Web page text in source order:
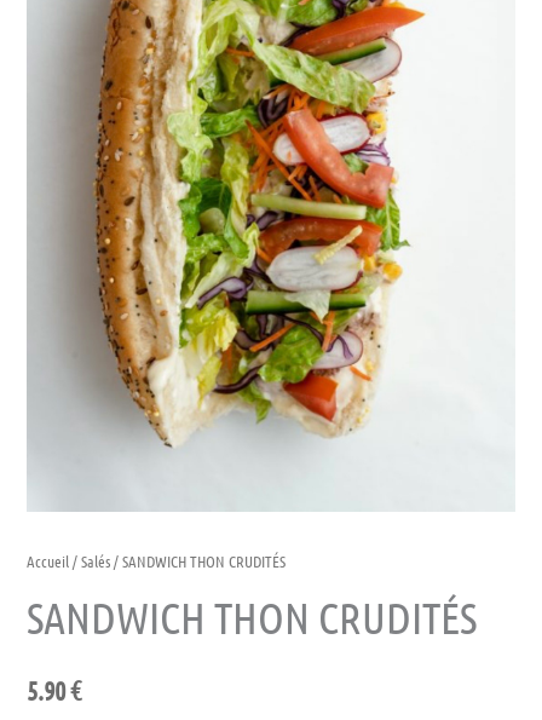
Accueil/Salés/ SANDWICH THON CRUDITÉS
SANDWICH THON CRUDITÉS
5.90€